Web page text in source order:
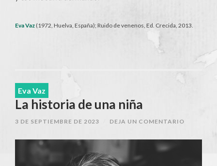
Eva Vaz (1972, Huelva, España); Ruido de venenos, Ed. Crecida, 2013.
Eva Vaz
La historia de una niña
3 DE SEPTIEMBRE DE 2023 DEJA UN COMENTARIO